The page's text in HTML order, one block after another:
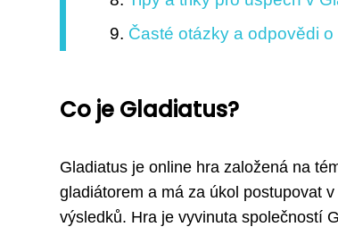
Časté otázky a odpovědi o
Co je Gladiatus?
Gladiatus je online hra založená na
gladiátorem a má za úkol postupovat
výsledků. Hra je vyvinuta společností